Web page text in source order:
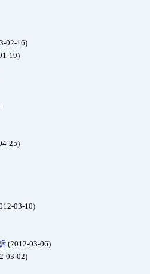
02-16)
19)
25)
03-10)
(2012-03-06)
03-02)